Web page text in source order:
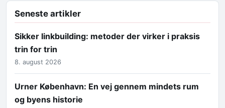
Seneste artikler
Sikker linkbuilding: metoder der virker i praksis
trin for trin
8. august 2026
Urner København: En vej gennem mindets rum
og byens historie